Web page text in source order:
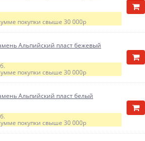
покупки свыше 30 000р
Альпийский пласт бежевый
покупки свыше 30 000р
Альпийский пласт белый
покупки свыше 30 000р